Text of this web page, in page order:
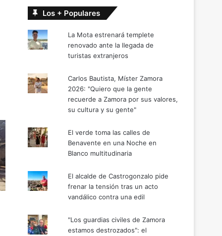
Los + Populares
La Mota estrenará templete
renovado ante la llegada de
turistas extranjeros
Carlos Bautista, Míster Zamora
2026: "Quiero que la gente
recuerde a Zamora por sus valores,
su cultura y su gente"
El verde toma las calles de
Benavente en una Noche en
Blanco multitudinaria
El alcalde de Castrogonzalo pide
frenar la tensión tras un acto
vandálico contra una edil
"Los guardias civiles de Zamora
estamos destrozados": el